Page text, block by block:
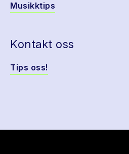
Musikktips
Kontakt oss
Tips oss!